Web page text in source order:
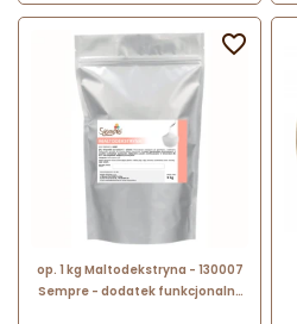
op. 1 kg Maltodekstryna - 130007
Sempre - dodatek funkcjonalny
